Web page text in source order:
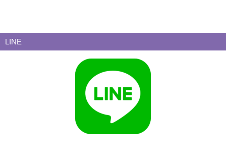
LINE